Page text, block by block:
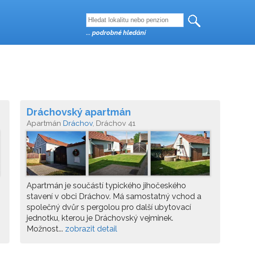
Dráchovský apartmán
Apartmán Dráchov, Dráchov 41
Apartmán je součástí typického jihočeského
stavení v obci Dráchov. Má samostatný vchod a
společný dvůr s pergolou pro další ubytovací
jednotku, kterou je Dráchovský vejminek.
Možnost... zobrazit detail
... podrobné hledání